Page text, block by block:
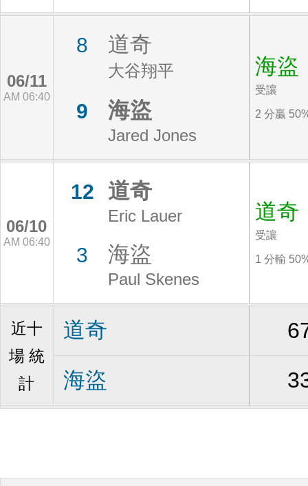
06/11
AM 06:40
8 道奇
大谷翔平
9 海盜
Jared Jones
海盜
受讓
2 分贏
06/10
AM 06:40
12 道奇
Eric Lauer
3 海盜
Paul Skenes
道奇
受讓
1 分輸
近十
場 統
計
道奇
海盜